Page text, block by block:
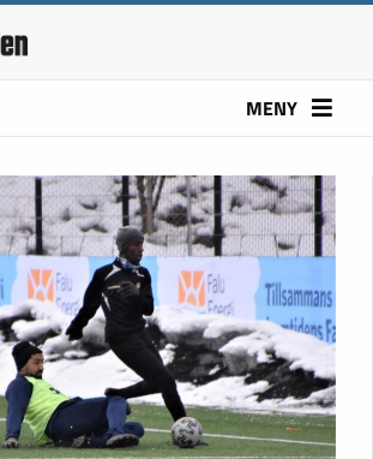
MENY